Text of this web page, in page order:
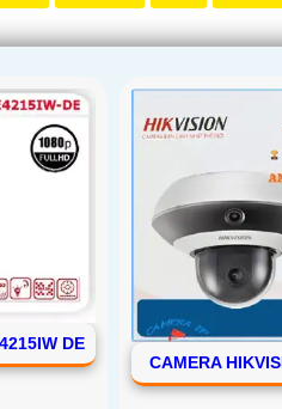
DE
CAMERA